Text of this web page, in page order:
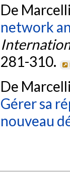
De
network
281-310.
De
Gérer sa
nouveau